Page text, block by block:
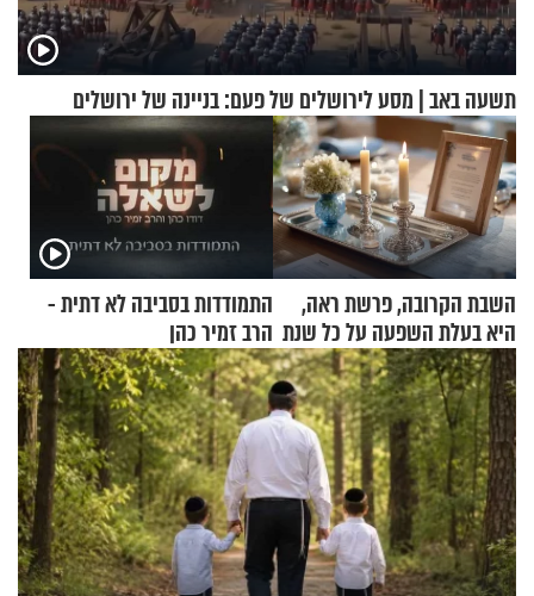
תשעה באב | מסע לירושלים של פעם: בניינה של ירושלים
השבת הקרובה, פרשת ראה,
היא בעלת השפעה על כל שנת
תשפ"ז
התמודדות בסביבה לא דתית -
הרב זמיר כהן